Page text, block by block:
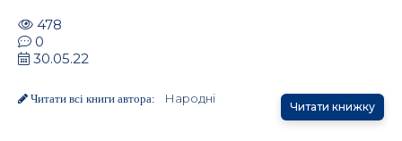
478
0
30.05.22
Читати всі книги автора: Народні
Читати книжку